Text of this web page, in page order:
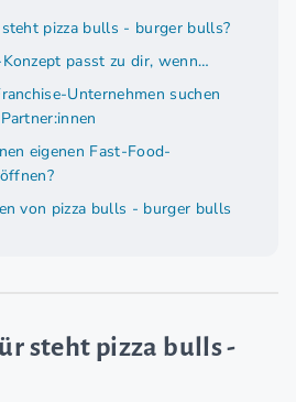
pizza bulls - burger bulls?
passt zu dir, wenn…
Unternehmen suchen
eigenen Fast-Food-
von pizza bulls - burger bulls
steht pizza bulls -